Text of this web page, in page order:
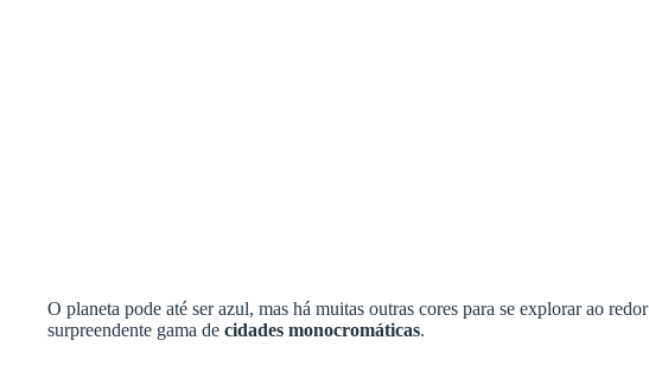
O planeta pode até ser azul, mas há muitas outras cores para se explorar ao
surpreendente gama de cidades monocromáticas.